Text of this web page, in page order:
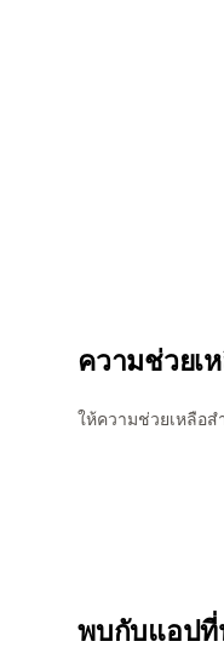
ความช่วยเ
ให้ความช่วยเหลือส
พบกับแอปที่